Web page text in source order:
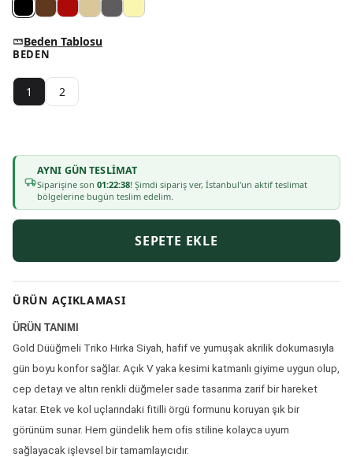
Beden Tablosu
BEDEN
1 2
AYNI GÜN TESLIMAT
Siparişine son 01:22:38! Şimdi sipariş ver, İstanbul'un aktif teslimat
bölgelerine bugün teslim edelim.
SEPETE EKLE
ÜRÜN AÇIKLAMASI
ÜRÜN TANIMI
Gold Düüğmeli Triko Hırka Siyah, hafif ve yumuşak akrilik dokumasıyla
gün boyu konfor sağlar. Açık V yaka kesimi katmanlı giyime uygun olup,
cep detayı ve altın renkli düğmeler sade tasarıma zarif bir hareket
katar. Etek ve kol uçlarındaki fitilli örgü formunu koruyan şık bir
görünüm sunar. Hem gündelik hem ofis stiline kolayca uyum
sağlayacak işlevsel bir tamamlayıcıdır.